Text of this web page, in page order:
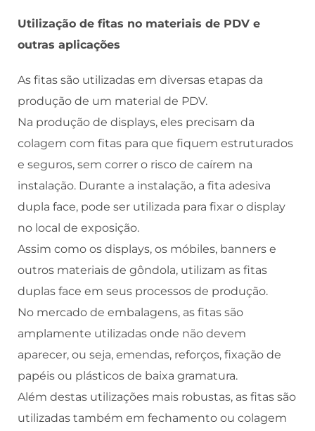
Utilização de fitas no materiais de PDV e
outras aplicações
As fitas são utilizadas em diversas etapas da
produção de um material de PDV.
Na produção de displays, eles precisam da
colagem com fitas para que fiquem estruturados
e seguros, sem correr o risco de caírem na
instalação. Durante a instalação, a fita adesiva
dupla face, pode ser utilizada para fixar o display
no local de exposição.
Assim como os displays, os móbiles, banners e
outros materiais de gôndola, utilizam as fitas
duplas face em seus processos de produção.
No mercado de embalagens, as fitas são
amplamente utilizadas onde não devem
aparecer, ou seja, emendas, reforços, fixação de
papéis ou plásticos de baixa gramatura.
Além destas utilizações mais robustas, as fitas são
utilizadas também em fechamento ou colagem